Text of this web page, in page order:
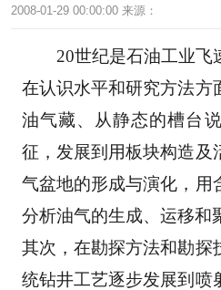
2008-01-29 00:00:00 来源：
20世纪是石油工业飞
在认识水平和研究方法方
油气藏、从静态的槽台
征，发展到用板块构造及
气盆地的形成与演化，用
分析油气的生成、运移和
其次，在勘探方法和勘探
统钻井工艺逐步发展到喷